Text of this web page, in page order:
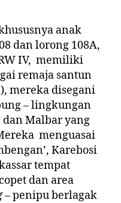
anak
dan lorong 108A,
IV, memiliki
remaja santun
mereka disegani
– lingkungan
Malbar yang
menguasai
Karebosi
tempat
dan area
– penipu berlagak